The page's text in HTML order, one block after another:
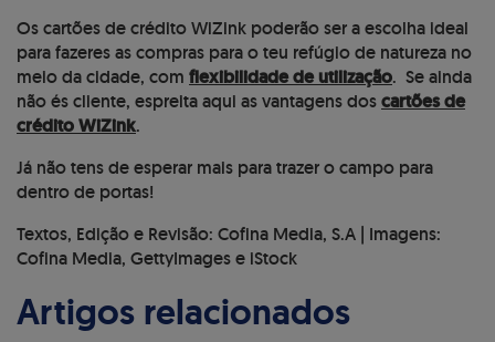
Os cartões de crédito WiZink poderão ser a escolha ideal
para fazeres as compras para o teu refúgio de natureza no
meio da cidade, com flexibilidade de utilização. Se ainda
não és cliente, espreita aqui as vantagens doscartões de
crédito WiZink.
Já não tens de esperar mais para trazer o campo para
dentro de portas!
Textos, Edição e Revisão: Cofina Media, S.A | Imagens:
Cofina Media, GettyImages e iStock
Artigos relacionados